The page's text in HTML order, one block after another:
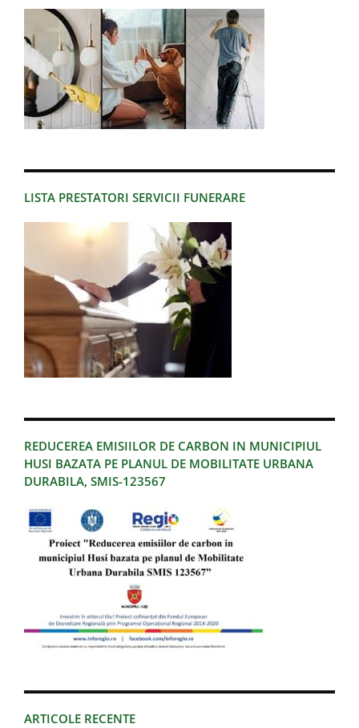
LISTA PRESTATORI SERVICII FUNERARE
REDUCEREA EMISIILOR DE CARBON IN MUNICIPIUL
HUSI BAZATA PE PLANUL DE MOBILITATE URBANA
DURABILA, SMIS-123567
ARTICOLE RECENTE